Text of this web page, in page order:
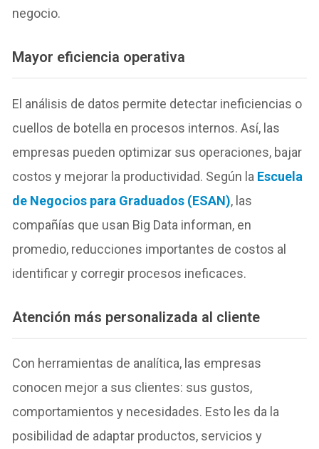
negocio.
Mayor eficiencia operativa
El análisis de datos permite detectar ineficiencias o
cuellos de botella en procesos internos. Así, las
empresas pueden optimizar sus operaciones, bajar
costos y mejorar la productividad. Según la Escuela
de Negocios para Graduados (ESAN), las
compañías que usan Big Data informan, en
promedio, reducciones importantes de costos al
identificar y corregir procesos ineficaces.
Atención más personalizada al cliente
Con herramientas de analítica, las empresas
conocen mejor a sus clientes: sus gustos,
comportamientos y necesidades. Esto les da la
posibilidad de adaptar productos, servicios y